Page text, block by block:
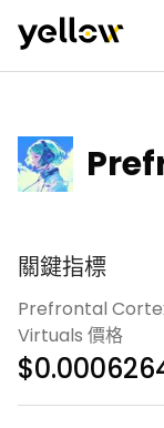
nvo
by
s
關鍵指標
Prefrontal
Virtuals 價格
$